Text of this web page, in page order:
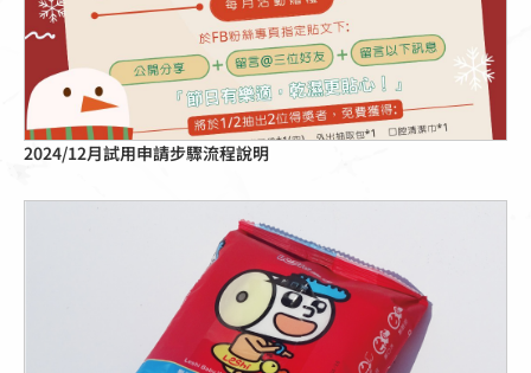
2024/12月試用申請步驟流程說明
點擊這裡